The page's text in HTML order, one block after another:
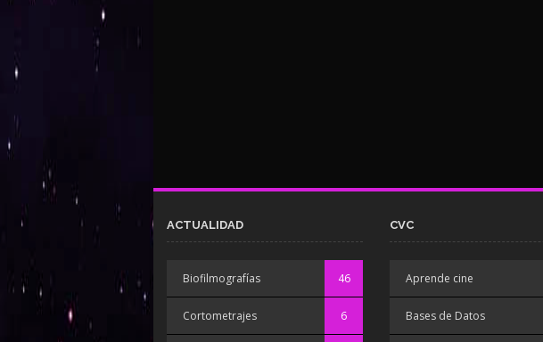
ACTUALIDAD
Biofilmografías 46
Cortometrajes 6
CVC
Aprende cine
Bases de Datos